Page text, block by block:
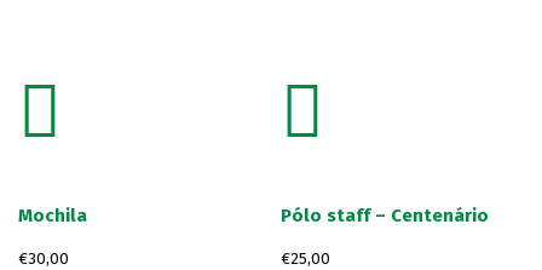
Mochila
€30,00
Pólo staff – Centenário
€25,00